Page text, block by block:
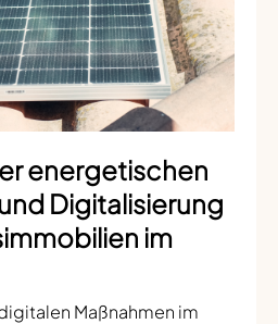
energetischen
Digitalisierung
im
Maßnahmen im